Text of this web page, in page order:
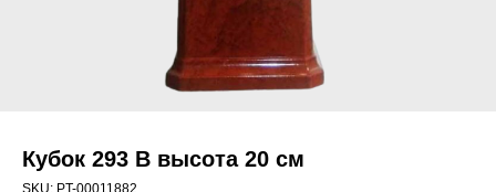
Кубок 293 B высота 20 см
SKU: PT-00011882